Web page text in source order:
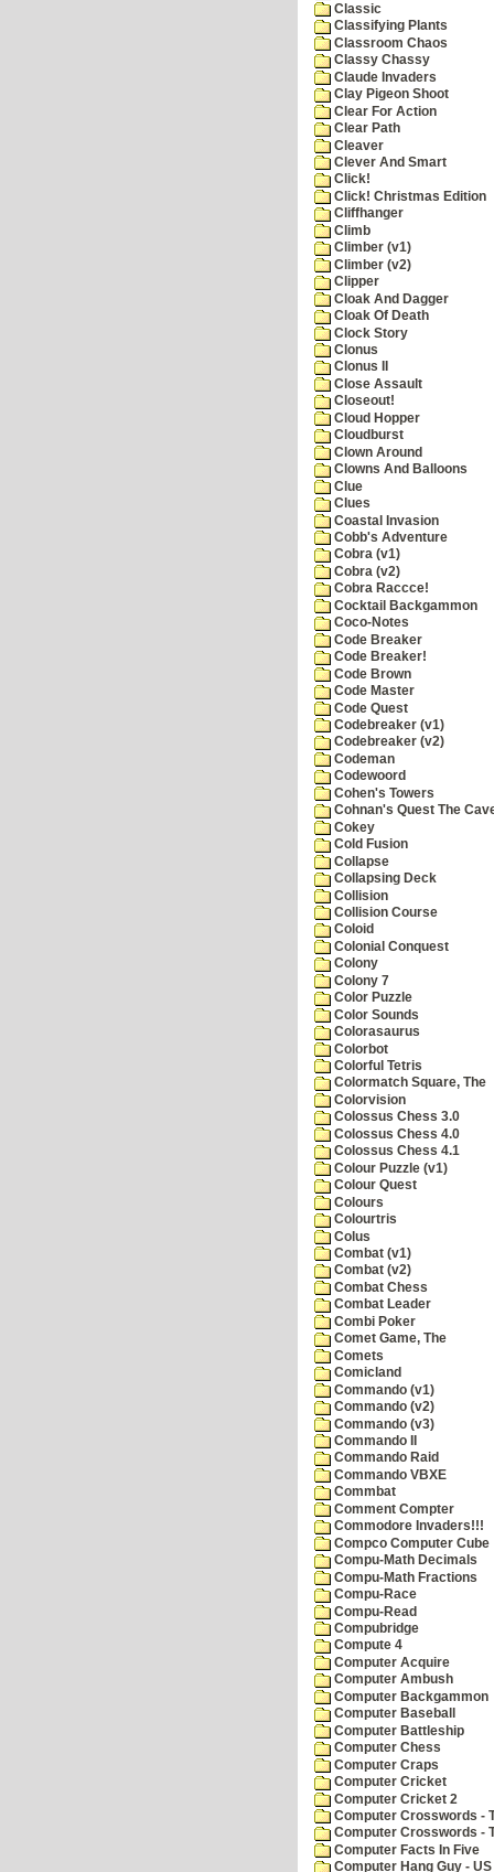
Classic
Classifying Plants
Classroom Chaos
Classy Chassy
Claude Invaders
Clay Pigeon Shoot
Clear For Action
Clear Path
Cleaver
Clever And Smart
Click!
Click! Christmas Edition
Cliffhanger
Climb
Climber (v1)
Climber (v2)
Clipper
Cloak And Dagger
Cloak Of Death
Clock Story
Clonus
Clonus II
Close Assault
Closeout!
Cloud Hopper
Cloudburst
Clown Around
Clowns And Balloons
Clue
Clues
Coastal Invasion
Cobb's Adventure
Cobra (v1)
Cobra (v2)
Cobra Raccce!
Cocktail Backgammon
Coco-Notes
Code Breaker
Code Breaker!
Code Brown
Code Master
Code Quest
Codebreaker (v1)
Codebreaker (v2)
Codeman
Codewoord
Cohen's Towers
Cohnan's Quest The
Cokey
Cold Fusion
Collapse
Collapsing Deck
Collision
Collision Course
Coloid
Colonial Conquest
Colony
Colony 7
Color Puzzle
Color Sounds
Colorasaurus
Colorbot
Colorful Tetris
Colormatch Square, The
Colorvision
Colossus Chess 3.0
Colossus Chess 4.0
Colossus Chess 4.1
Colour Puzzle (v1)
Colour Quest
Colours
Colourtris
Colus
Combat (v1)
Combat (v2)
Combat Chess
Combat Leader
Combi Poker
Comet Game, The
Comets
Comicland
Commando (v1)
Commando (v2)
Commando (v3)
Commando II
Commando Raid
Commando VBXE
Commbat
Comment Compter
Commodore Invaders!!!
Compco Computer Cube
Compu-Math Decimals
Compu-Math Fractions
Compu-Race
Compu-Read
Compubridge
Compute 4
Computer Acquire
Computer Ambush
Computer Backgammon
Computer Baseball
Computer Battleship
Computer Chess
Computer Craps
Computer Cricket
Computer Cricket 2
Computer Crosswords -
Computer Crosswords -
Computer Facts In Five
Computer Hang Guy -